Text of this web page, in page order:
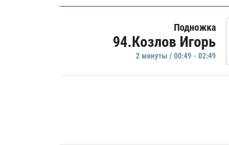
Подножка
94.Козлов Игорь
2 минуты / 00:49 - 02:49